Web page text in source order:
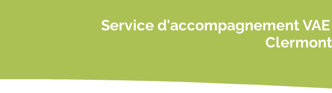
Service d'accompagnement